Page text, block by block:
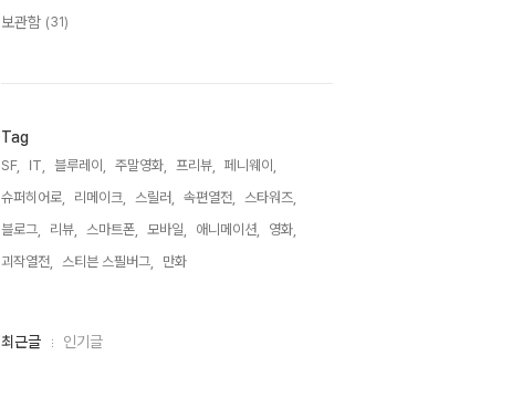
보관함 (31)
Tag
SF, IT, 블루레이, 주말영화, 프리뷰,
페니웨이,
슈퍼히어로,
리메이크, 스릴러, 속편열전,
스타워즈,
블로그,
리뷰, 스마트폰, 모바일, 애니메이션,
영화,
괴작열전,
스티븐 스필버그, 만화,
최
최근글 인기글